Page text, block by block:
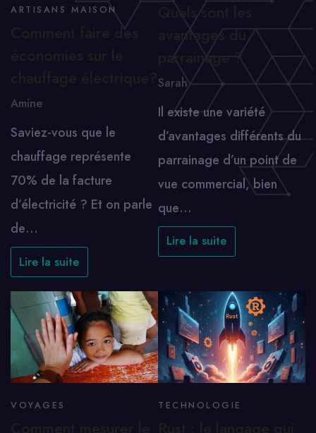
ARTISANS MAISON
Comment faire des
Amine
Saviez-vous que le
chauffage représente
70% de la facture
d’électricité ? Et on parle
de…
Lire la suite
Quels sont les
avantages du
parrainage ?
Sarah
Il existe une variété
d’avantages différents du
parrainage d’un point de
vue commercial, bien
que…
Lire la suite
VOYAGES TECHNOLOGIE